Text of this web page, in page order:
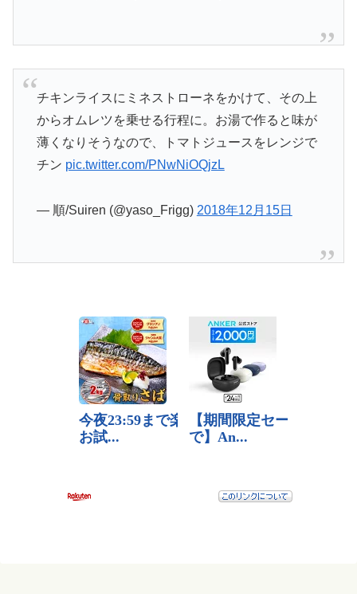
チキンライスにミネストローネをかけて、その上
からオムレツを乗せる行程に。お湯で作ると味が
薄くなりそうなので、トマトジュースをレンジで
チン pic.twitter.com/PNwNiOQjzL
— 順/Suiren (@yaso_Frigg) 2018年12月15日